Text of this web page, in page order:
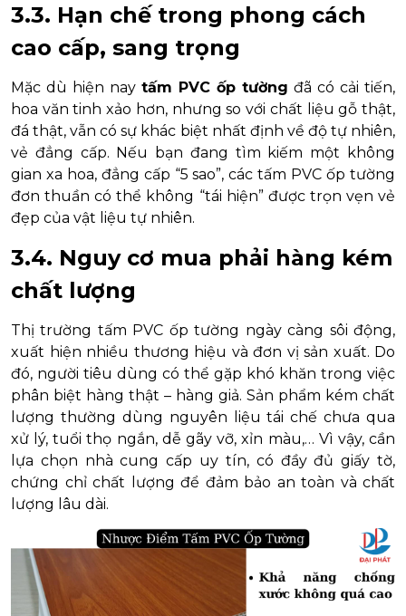
3.3. Hạn chế trong phong cách
cao cấp, sang trọng
Mặc dù hiện nay tấm PVC ốp tường đã có cải tiến,
hoa văn tinh xảo hơn, nhưng so với chất liệu gỗ thật,
đá thật, vẫn có sự khác biệt nhất định về độ tự nhiên,
vẻ đẳng cấp. Nếu bạn đang tìm kiếm một không
gian xa hoa, đẳng cấp “5 sao”, các tấm PVC ốp tường
đơn thuần có thể không “tái hiện” được trọn vẹn vẻ
đẹp của vật liệu tự nhiên.
3.4. Nguy cơ mua phải hàng kém
chất lượng
Thị trường tấm PVC ốp tường ngày càng sôi động,
xuất hiện nhiều thương hiệu và đơn vị sản xuất. Do
đó, người tiêu dùng có thể gặp khó khăn trong việc
phân biệt hàng thật – hàng giả. Sản phẩm kém chất
lượng thường dùng nguyên liệu tái chế chưa qua
xử lý, tuổi thọ ngắn, dễ gãy vỡ, xỉn màu,… Vì vậy, cần
lựa chọn nhà cung cấp uy tín, có đầy đủ giấy tờ,
chứng chỉ chất lượng để đảm bảo an toàn và chất
lượng lâu dài.